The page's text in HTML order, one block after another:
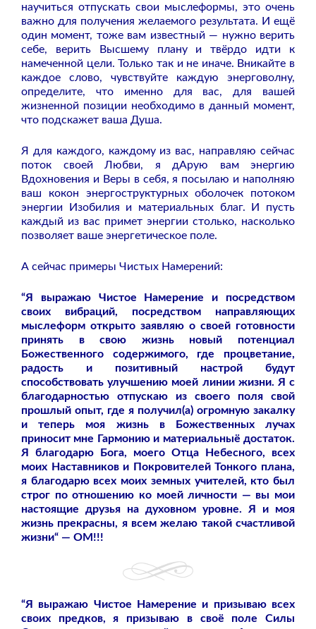
научиться отпускать свои мыслеформы, это очень
важно для получения желаемого результата. И ещё
один момент, тоже вам известный — нужно верить
себе, верить Высшему плану и твёрдо идти к
намеченной цели. Только так и не иначе. Вникайте в
каждое слово, чувствуйте каждую энерговолну,
определите, что именно для вас, для вашей
жизненной позиции необходимо в данный момент,
что подскажет ваша Душа.
Я для каждого, каждому из вас, направляю сейчас
поток своей Любви, я дАрую вам энергию
Вдохновения и Веры в себя, я посылаю и наполняю
ваш кокон энергоструктурных оболочек потоком
энергии Изобилия и материальных благ. И пусть
каждый из вас примет энергии столько, насколько
позволяет ваше энергетическое поле.
А сейчас примеры Чистых Намерений:
“Я выражаю Чистое Намерение и посредством
своих вибраций, посредством направляющих
мыслеформ открыто заявляю о своей готовности
принять в свою жизнь новый потенциал
Божественного содержимого, где процветание,
радость и позитивный настрой будут
способствовать улучшению моей линии жизни. Я с
благодарностью отпускаю из своего поля свой
прошлый опыт, где я получил(а) огромную закалку
и теперь моя жизнь в Божественных лучах
приносит мне Гармонию и материальныё достаток.
Я благодарю Бога, моего Отца Небесного, всех
моих Наставников и Покровителей Тонкого плана,
я благодарю всех моих земных учителей, кто был
строг по отношению ко моей личности — вы мои
настоящие друзья на духовном уровне. Я и моя
жизнь прекрасны, я всем желаю такой счастливой
жизни“ — ОМ!!!
“Я выражаю Чистое Намерение и призываю всех
своих предков, я призываю в своё поле Силы